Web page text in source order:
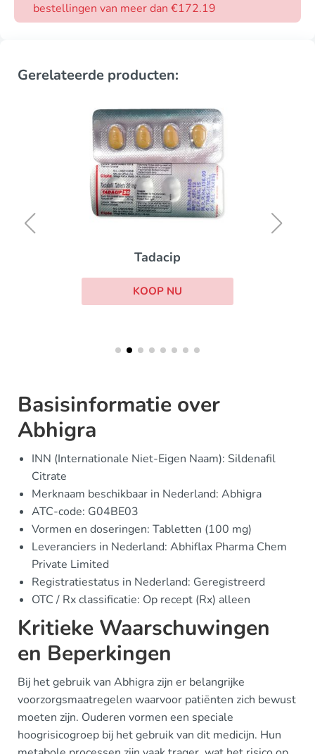
bestellingen van meer dan €172.19
Gerelateerde producten:
Tadacip
KOOP NU
Basisinformatie over
Abhigra
INN (Internationale Niet-Eigen Naam): Sildenafil
Citrate
Merknaam beschikbaar in Nederland: Abhigra
ATC-code: G04BE03
Vormen en doseringen: Tabletten (100 mg)
Leveranciers in Nederland: Abhiflax Pharma Chem
Private Limited
Registratiestatus in Nederland: Geregistreerd
OTC / Rx classificatie: Op recept (Rx) alleen
Kritieke Waarschuwingen
en Beperkingen
Bij het gebruik van Abhigra zijn er belangrijke
voorzorgsmaatregelen waarvoor patiënten zich bewust
moeten zijn. Ouderen vormen een speciale
hoogrisicogroep bij het gebruik van dit medicijn. Hun